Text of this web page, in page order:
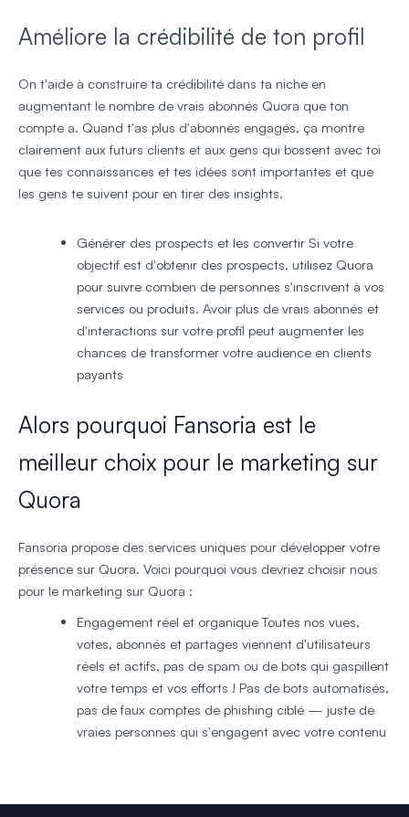
Générer des prospects et les convertirSi votre
objectif est d'obtenir des prospects, utilisez Quora
pour suivre combien de personnes s'inscrivent à vos
services ou produits. Avoir plus de vrais abonnés et
d'interactions sur votre profil peut augmenter les
chances de transformer votre audience en clients
payants
Alors pourquoi Fansoria est le
meilleur choix pour le marketing sur
Quora
Fansoria propose des services uniques pour développer votre
présence sur Quora. Voici pourquoi vous devriez choisir nous
pour le marketing sur Quora :
Engagement réel et organiqueToutes nos vues,
votes, abonnés et partages viennent d'utilisateurs
réels et actifs, pas de spam ou de bots qui gaspillent
votre temps et vos efforts ! Pas de bots automatisés,
pas de faux comptes de phishing ciblé — juste de
vraies personnes qui s'engagent avec votre contenu
Améliore la crédibilité de ton profil
On t'aide à construire ta crédibilité dans ta niche en
augmentant le nombre de vrais abonnés Quora que ton
compte a. Quand t'as plus d'abonnés engagés, ça montre
clairement aux futurs clients et aux gens qui bossent avec toi
que tes connaissances et tes idées sont importantes et que
les gens te suivent pour en tirer des insights.